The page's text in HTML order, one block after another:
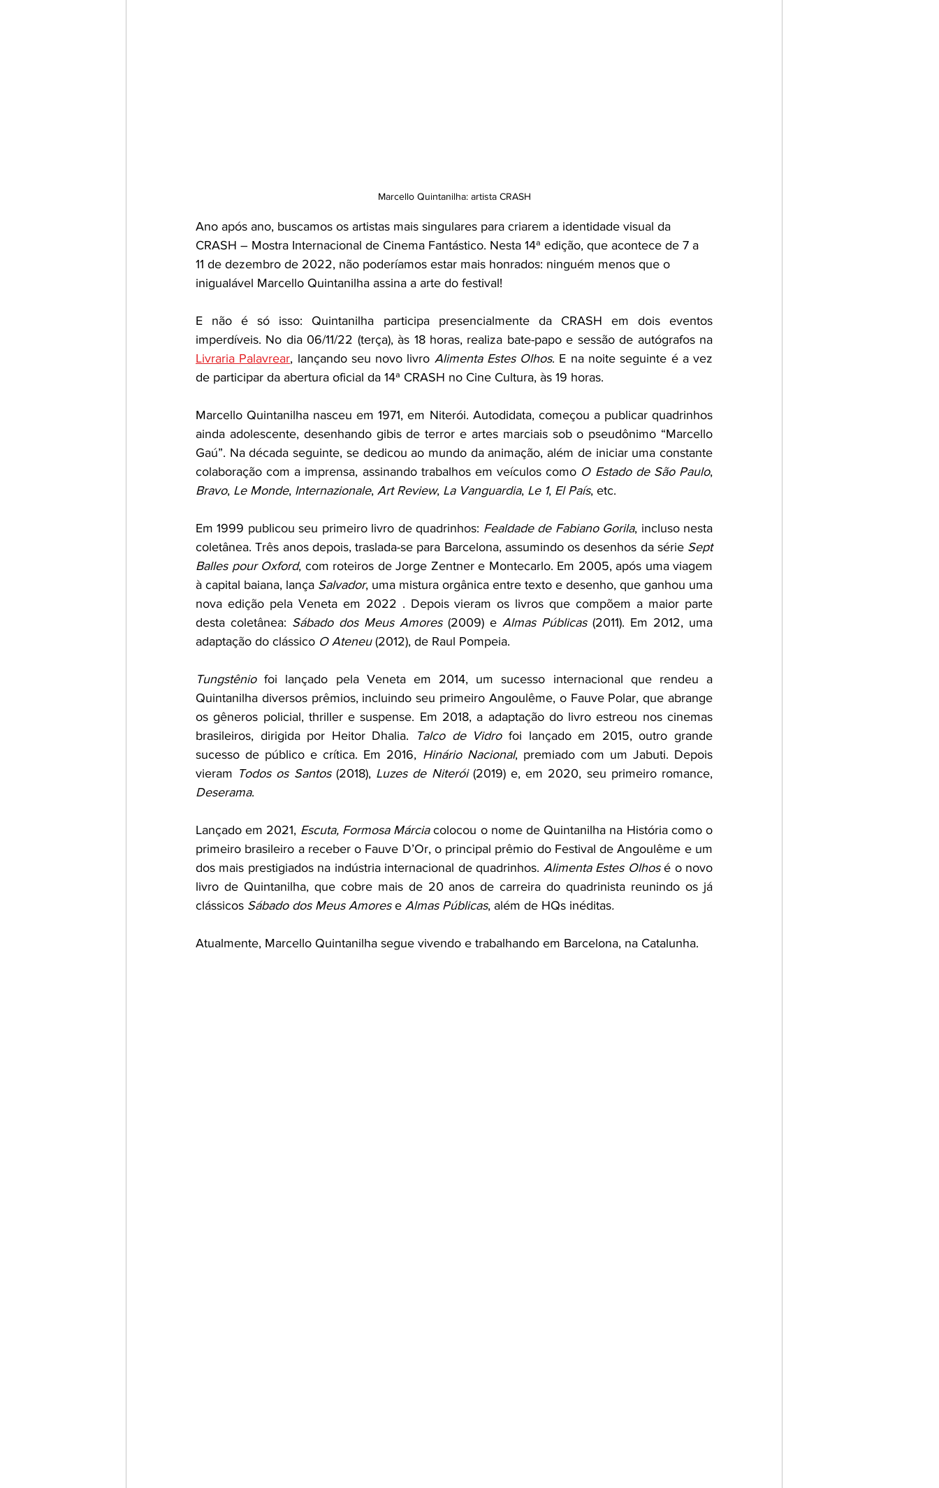
Marcello Quintanilha: artista CRASH
Ano após ano, buscamos os artistas mais singulares para criarem a identidade visual da
CRASH – Mostra Internacional de Cinema Fantástico. Nesta 14ª edição, que acontece de 7 a
11 de dezembro de 2022, não poderíamos estar mais honrados: ninguém menos que o
inigualável Marcello Quintanilha assina a arte do festival!
E não é só isso: Quintanilha participa presencialmente da CRASH em dois eventos
Livraria Palavrear, lançando seu novo livro Alimenta Estes Olhos. E na noite seguinte é a vez
de participar da abertura oficial da 14ª CRASH no Cine Cultura, às 19 horas.
Marcello Quintanilha nasceu em 1971, em Niterói. Autodidata, começou a publicar quadrinhos
ainda adolescente, desenhando gibis de terror e artes marciais sob o pseudônimo “Marcello
Gaú”. Na década seguinte, se dedicou ao mundo da animação, além de iniciar uma constante
colaboração com a imprensa, assinando trabalhos em veículos como O Estado de São Paulo
Bravo, Le Monde, Internazionale, Art Review, La Vanguardia, Le 1, El País, etc.
Em 1999 publicou seu primeiro livro de quadrinhos: Fealdade de Fabiano Gorila, incluso nesta
coletânea. Três anos depois, traslada-se para Barcelona, assumindo os desenhos da série Sept
Balles pour Oxford, com roteiros de Jorge Zentner e Montecarlo. Em 2005, após uma viagem
à capital baiana, lança Salvador, uma mistura orgânica entre texto e desenho, que ganhou uma
nova edição pela Veneta em 2022 . Depois vieram os livros que compõem a maior parte
desta coletânea: Sábado dos Meus Amores (2009) e Almas Públicas (2011). Em 2012, uma
adaptação do clássico O Ateneu (2012), de Raul Pompeia.
Tungstênio foi lançado pela Veneta em 2014, um sucesso internacional que rendeu a
Quintanilha diversos prêmios, incluindo seu primeiro Angoulême, o Fauve Polar, que abrange
os gêneros policial, thriller e suspense. Em 2018, a adaptação do livro estreou nos cinemas
brasileiros, dirigida por Heitor Dhalia.
Talco de Vidro foi lançado em 2015, outro grande
sucesso de público e crítica. Em 2016, Hinário Nacional, premiado com um Jabuti. Depois
vieram Todos os Santos (2018), Luzes de Niterói
Deserama.
Lançado em 2021, Escuta, Formosa Márcia colocou o nome de Quintanilha na História como o
primeiro brasileiro a receber o Fauve D’Or, o principal prêmio do Festival de Angoulême e um
dos mais prestigiados na indústria internacional de quadrinhos. Alimenta Estes Olhos é o novo
livro de Quintanilha, que cobre mais de 20 anos de carreira do quadrinista reunindo os já
clássicos Sábado dos Meus Amores e Almas Públicas, além de HQs inéditas.
Atualmente, Marcello Quintanilha segue vivendo e trabalhando em Barcelona, na Catalunha.